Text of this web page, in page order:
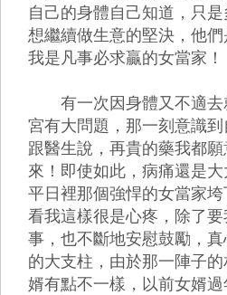
自己的身體自己知道，只是
想繼續做生意的堅決，他
我是凡事必求贏的女當家！
有一次因身體又不適去
宮有大問題，那一刻意識
跟醫生說，再貴的藥我都
來！即使如此，病痛還是大
平日裡那個強悍的女當家
看我這樣很是心疼，除了
事，也不斷地安慰鼓勵，
的大支柱，由於那一陣子
婿有點不一樣，以前女婿過